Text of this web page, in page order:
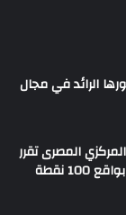
الرائد في مجال
المصرى تقرر
خفض أسعار العائد الأساسية بواقع 100 نقطة